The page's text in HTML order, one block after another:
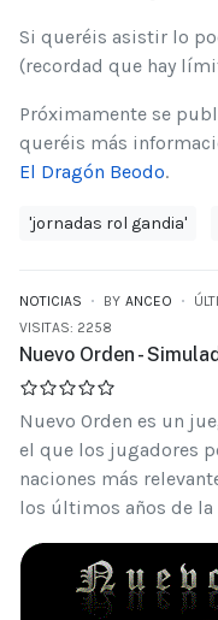
Si queréis asistir lo
(recordad que hay
Próximamente se
queréis más
El Dragón Beodo.
'jornadas rol gandia'
NOTICIAS BY ANCEO
VISITAS: 2258
Nuevo Orden -
Nuevo Orden es un
el que los jugadores
naciones más
los últimos años de la